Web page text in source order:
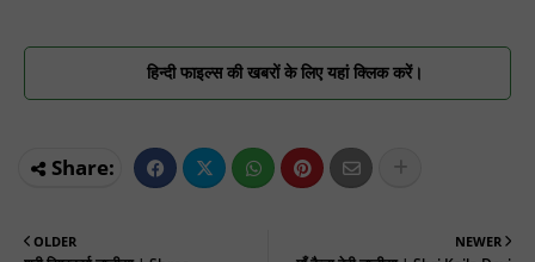
हिन्दी फाइल्स की खबरों के लिए यहां क्लिक करें।
NEWER
OLDER